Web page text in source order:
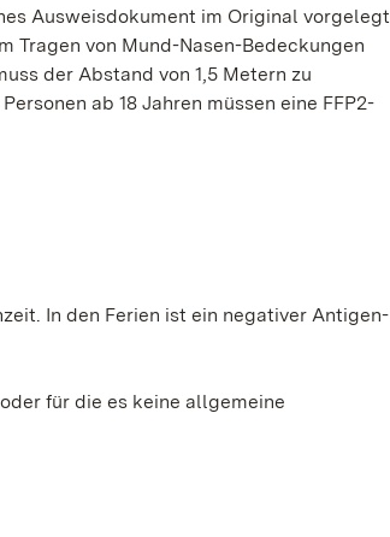
Ausweisdokument im Original vorgelegt
Tragen von Mund-Nasen-Bedeckungen
der Abstand von 1,5 Metern zu
ab 18 Jahren müssen eine FFP2-
In den Ferien ist ein negativer Antigen-
für die es keine allgemeine